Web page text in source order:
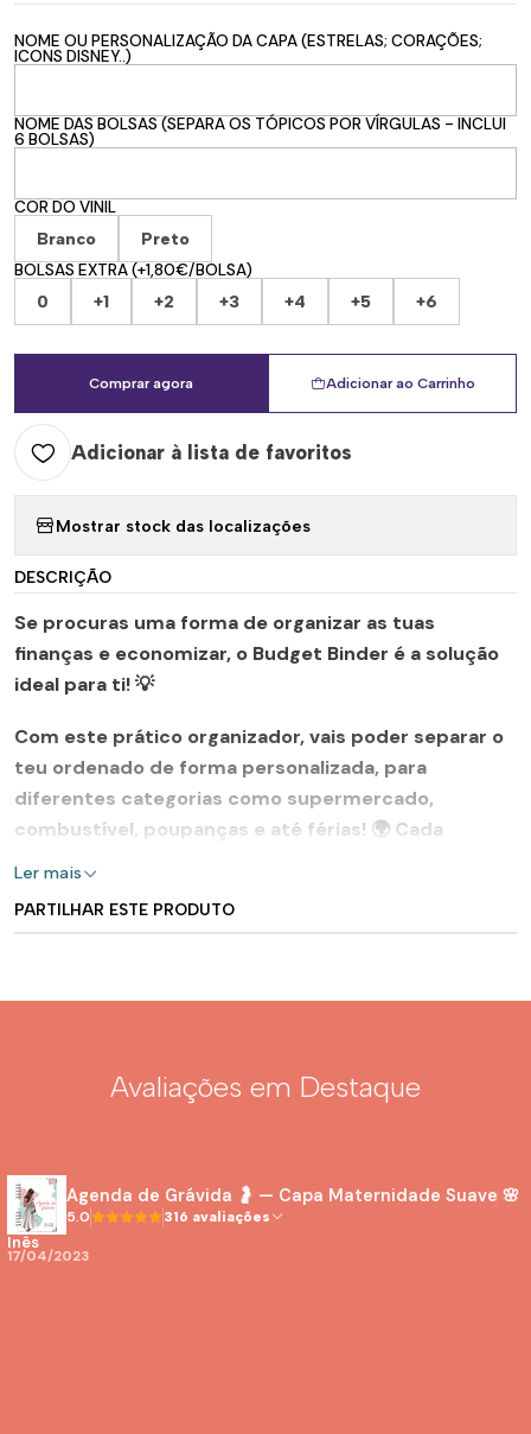
NOME OU PERSONALIZAÇÃO DA CAPA (ESTRELAS; CORAÇÕES;
ICONS DISNEY..)
NOME DAS BOLSAS (SEPARA OS TÓPICOS POR VÍRGULAS - INCLUI
6 BOLSAS)
COR DO VINIL
Branco Preto
BOLSAS EXTRA (+1,80€/BOLSA)
0 +1 +2 +3 +4 +5 +6
Adicionar ao Carrinho
Comprar agora
Adicionar à lista de favoritos
Mostrar stock das localizações
DESCRIÇÃO
Se procuras uma forma de organizar as tuas
finanças e economizar, o Budget Binder é a solução
ideal para ti! 💡
Com este prático organizador, vais poder separar o
teu ordenado de forma personalizada, para
diferentes categorias como supermercado,
combustível, poupanças e até férias! 🌍 Cada
correspondente.
possas acompanhar os teus objetivos regularmente.
Personaliza os tópicosconforme as tuas
Ler mais
PARTILHAR ESTE PRODUTO
Avaliações em Destaque
Agenda de Grávida 🤰 — Capa Maternidade Suave 🌸
5.0 316 avaliações
Inês
17/04/2023